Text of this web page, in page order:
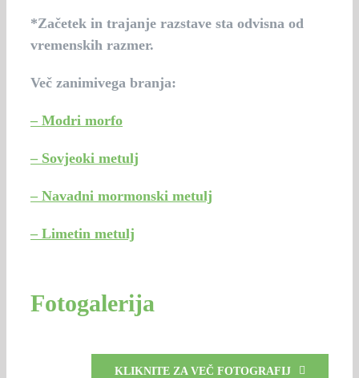
*Začetek in trajanje razstave sta odvisna od
vremenskih razmer.
Več zanimivega branja:
– Modri morfo
– Sovjeoki metulj
– Navadni mormonski metulj
– Limetin metulj
Fotogalerija
KLIKNITE ZA VEČ FOTOGRAFIJ